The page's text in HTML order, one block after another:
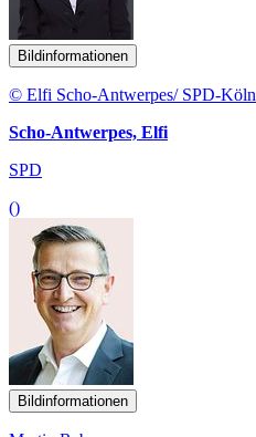
Bildinformationen
© Elfi Scho-Antwerpes/ SPD-Köln
Scho-Antwerpes, Elfi
SPD
()
Bildinformationen